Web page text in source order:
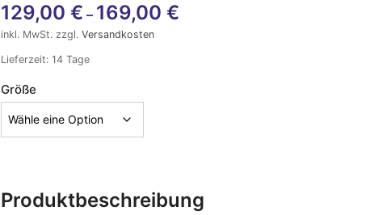
129,00 € – 169,00 €
inkl. MwSt. zzgl. Versandkosten
Lieferzeit: 14 Tage
Größe
Produktbeschreibung